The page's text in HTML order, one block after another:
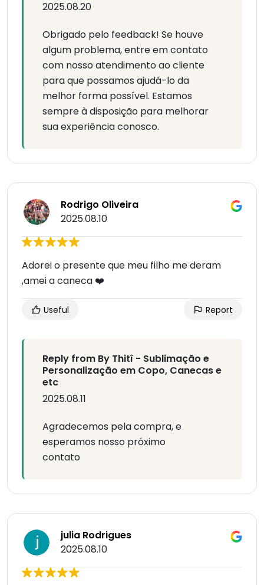
2025.08.20
Obrigado pelo feedback! Se houve
algum problema, entre em contato
com nosso atendimento ao cliente
para que possamos ajudá-lo da
melhor forma possível. Estamos
sempre à disposição para melhorar
sua experiência conosco.
Rodrigo Oliveira
2025.08.10
Adorei o presente que meu filho me deram
,amei a caneca ❤️
Useful Report
Reply from By Thitî - Sublimação e
Personalização em Copo, Canecas e
etc
2025.08.11
Agradecemos pela compra, e
esperamos nosso próximo
contato
julia Rodrigues
2025.08.10